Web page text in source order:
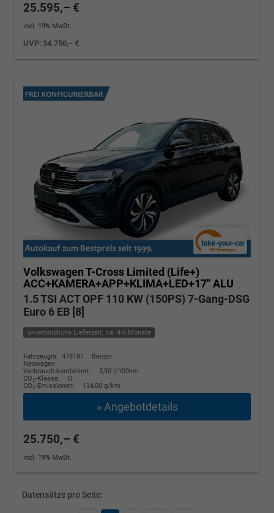
25.595,– €
incl. 19% MwSt.
UVP: 34.750,– €
Volkswagen T-Cross Limited (Life+)
ACC+KAMERA+APP+KLIMA+LED+17'' ALU
1.5 TSI ACT OPF 110 KW (150PS) 7-Gang-DSG
Euro 6 EB [8]
unverbindliche Lieferzeit: ca. 4-5 Monate
Fahrzeugnr.: 478187
Benzin
Neuwagen
Verbrauch kombiniert:
5,90 l/100km
CO2-Klasse:
D
CO2-Emissionen: 134,00 g/km
» Angebotdetails
25.750,– €
incl. 19% MwSt.
Datensätze pro Seite: